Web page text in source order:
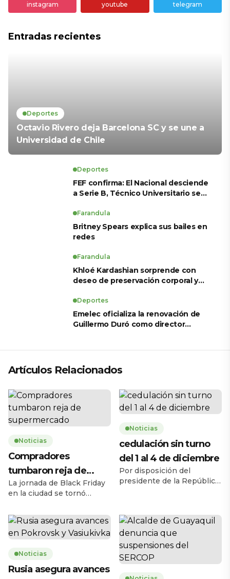
instagram youtube telegram
Entradas recientes
Deportes
Octavio Rivero deja Barcelona SC y se une a
Universidad de Chile
Deportes
FEF confirma: El Nacional desciende
a Serie B, Técnico Universitario se
para LigaPro 2026
Farandula
Britney Spears explica sus bailes en
redes
Farandula
Khloé Kardashian sorprende con
deseo de preservación corporal y
Deportes
Emelec oficializa la renovación de
Guillermo Duró como director
Artículos Relacionados
Noticias
Compradores
tumbaron reja de
supermercado
La jornada de Black Friday
en la ciudad se tornó
jueves 27 de noviembre,
cuando una multitud de
personas tumbó la reja de
en la avenida Carlos Julio
Arosemena, en el norte de
la ciudad. El hecho ocurrió
Noticias
cedulación sin turno
del 1 al 4 de diciembre
Por disposición del
presidente de la República,
cedulación sin turno entre
el lunes 1 y el jueves 4 de
diciembre de 2025, en
horario de 08h00 a 17h00,
en 193 agencias a escala
nacional. La medida busca
Noticias
Rusia asegura avances